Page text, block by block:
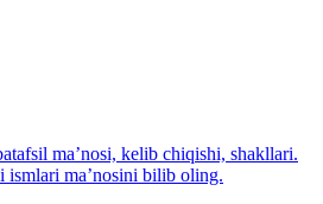
ma’nosi, kelib chiqishi, shakllari.
ismlari ma’nosini bilib oling.